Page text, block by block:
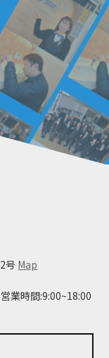
号 Map
営業時間:9:00~18:00